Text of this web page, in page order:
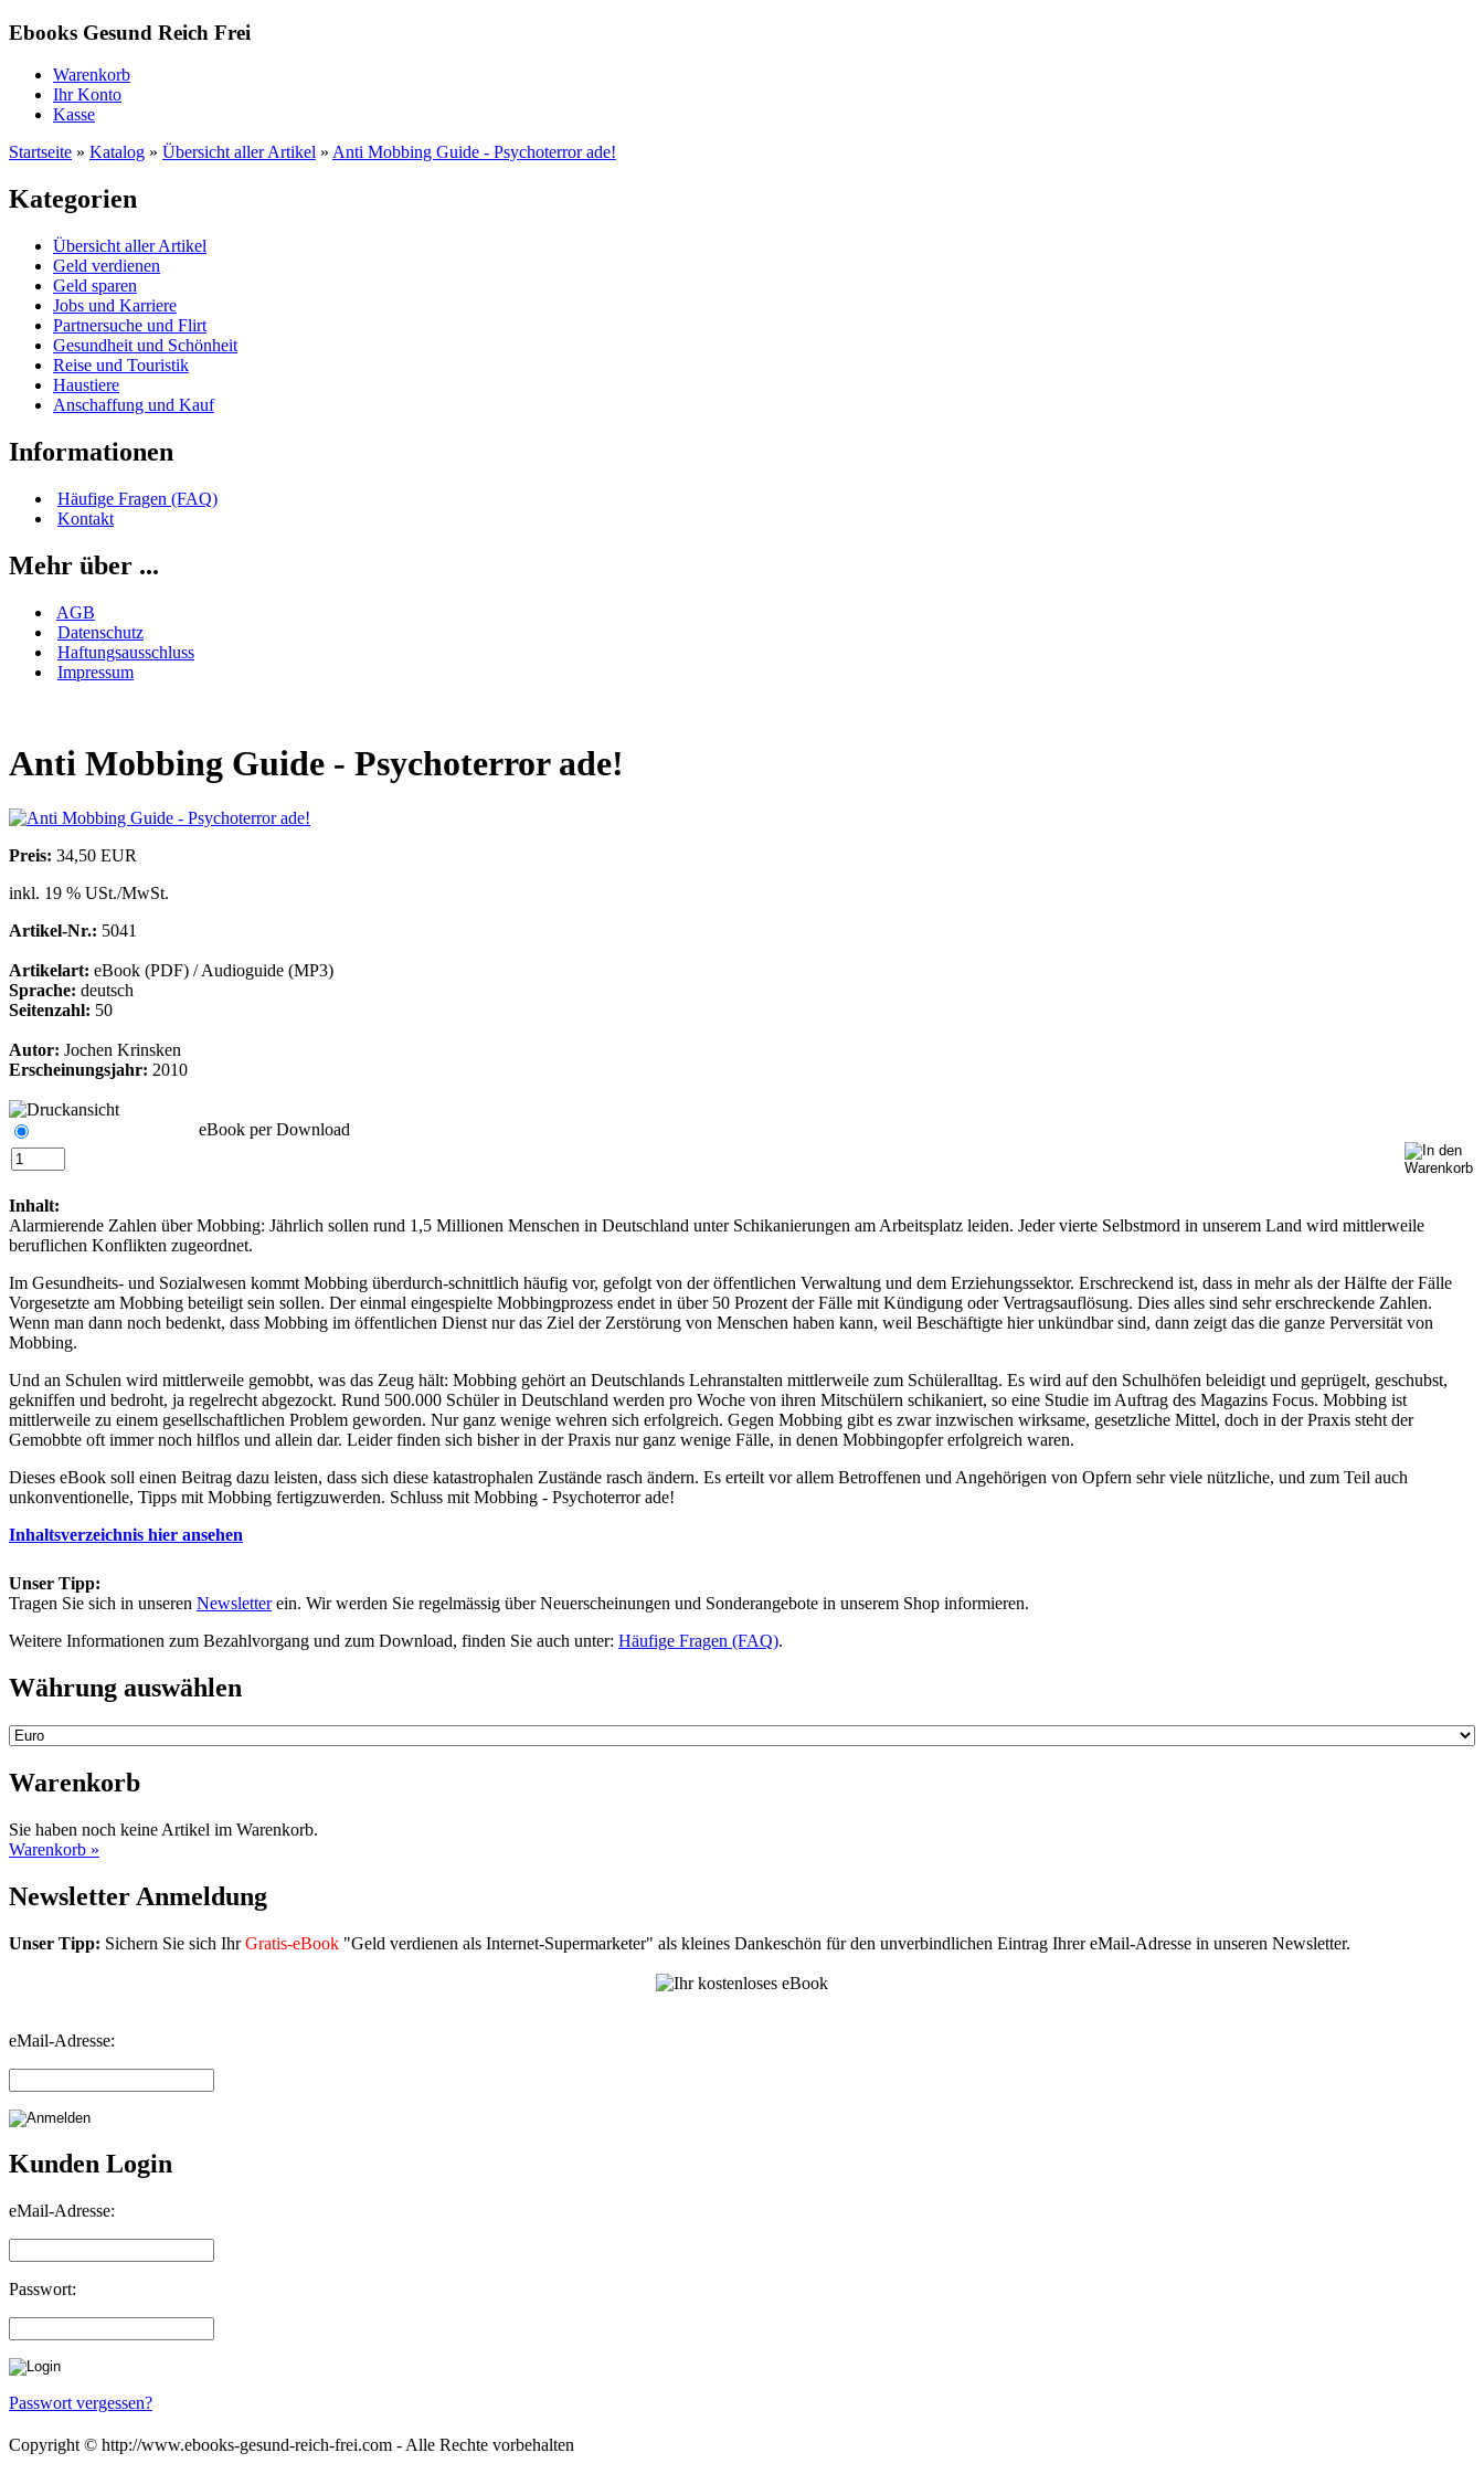
Ebooks Gesund Reich Frei
Warenkorb
Ihr Konto
Kasse
Startseite » Katalog » Übersicht aller Artikel » Anti Mobbing Guide - Psychoterror ade!
Kategorien
Übersicht aller Artikel
Geld verdienen
Geld sparen
Jobs und Karriere
Partnersuche und Flirt
Gesundheit und Schönheit
Reise und Touristik
Haustiere
Anschaffung und Kauf
Informationen
Häufige Fragen (FAQ)
Kontakt
Mehr über ...
AGB
Datenschutz
Haftungsausschluss
Impressum
Anti Mobbing Guide - Psychoterror ade!
Preis: 34,50 EUR
inkl. 19 % USt./MwSt.
Artikel-Nr.: 5041
Artikelart: eBook (PDF) / Audioguide (MP3)
Sprache: deutsch
Seitenzahl: 50
Autor: Jochen Krinsken
Erscheinungsjahr: 2010
eBook per Download
Inhalt:
Alarmierende Zahlen über Mobbing: Jährlich sollen rund 1,5 Millionen Menschen in Deutschland unter Schikanierungen am Arbeitsplatz leiden. Jeder vierte Selbstmord in unserem Land wird mittlerweile
beruflichen Konflikten zugeordnet.
Im Gesundheits- und Sozialwesen kommt Mobbing überdurch-schnittlich häufig vor, gefolgt von der öffentlichen Verwaltung und dem Erziehungssektor. Erschreckend ist, dass in mehr als der Hälfte der Fälle
Vorgesetzte am Mobbing beteiligt sein sollen. Der einmal eingespielte Mobbingprozess endet in über 50 Prozent der Fälle mit Kündigung oder Vertragsauflösung. Dies alles sind sehr erschreckende Zahlen.
Wenn man dann noch bedenkt, dass Mobbing im öffentlichen Dienst nur das Ziel der Zerstörung von Menschen haben kann, weil Beschäftigte hier unkündbar sind, dann zeigt das die ganze Perversität von
Mobbing.
Und an Schulen wird mittlerweile gemobbt, was das Zeug hält: Mobbing gehört an Deutschlands Lehranstalten mittlerweile zum Schüleralltag. Es wird auf den Schulhöfen beleidigt und geprügelt, geschubst,
gekniffen und bedroht, ja regelrecht abgezockt. Rund 500.000 Schüler in Deutschland werden pro Woche von ihren Mitschülern schikaniert, so eine Studie im Auftrag des Magazins Focus. Mobbing ist
mittlerweile zu einem gesellschaftlichen Problem geworden. Nur ganz wenige wehren sich erfolgreich. Gegen Mobbing gibt es zwar inzwischen wirksame, gesetzliche Mittel, doch in der Praxis steht der
Gemobbte oft immer noch hilflos und allein dar. Leider finden sich bisher in der Praxis nur ganz wenige Fälle, in denen Mobbingopfer erfolgreich waren.
Dieses eBook soll einen Beitrag dazu leisten, dass sich diese katastrophalen Zustände rasch ändern. Es erteilt vor allem Betroffenen und Angehörigen von Opfern sehr viele nützliche, und zum Teil auch
unkonventionelle, Tipps mit Mobbing fertigzuwerden. Schluss mit Mobbing - Psychoterror ade!
Inhaltsverzeichnis hier ansehen
Unser Tipp:
Tragen Sie sich in unseren Newsletterein. Wir werden Sie regelmässig über Neuerscheinungen und Sonderangebote in unserem Shop informieren.
Weitere Informationen zum Bezahlvorgang und zum Download, finden Sie auch unter: Häufige Fragen (FAQ).
Währung auswählen
Warenkorb
Sie haben noch keine Artikel im Warenkorb.
Warenkorb »
Newsletter Anmeldung
Unser Tipp: Sichern Sie sich IhrGratis-eBook "Geld verdienen als Internet-Supermarketer" als kleines Dankeschön für den unverbindlichen Eintrag Ihrer eMail-Adresse in unseren Newsletter.
eMail-Adresse:
Kunden Login
eMail-Adresse:
Passwort:
Passwort vergessen?
Copyright © http://www.ebooks-gesund-reich-frei.com - Alle Rechte vorbehalten